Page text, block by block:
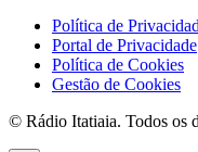
Política de
Portal de Privacidade
Política de Cookies
Gestão de Cookies
© Rádio Itatiaia. Todos os